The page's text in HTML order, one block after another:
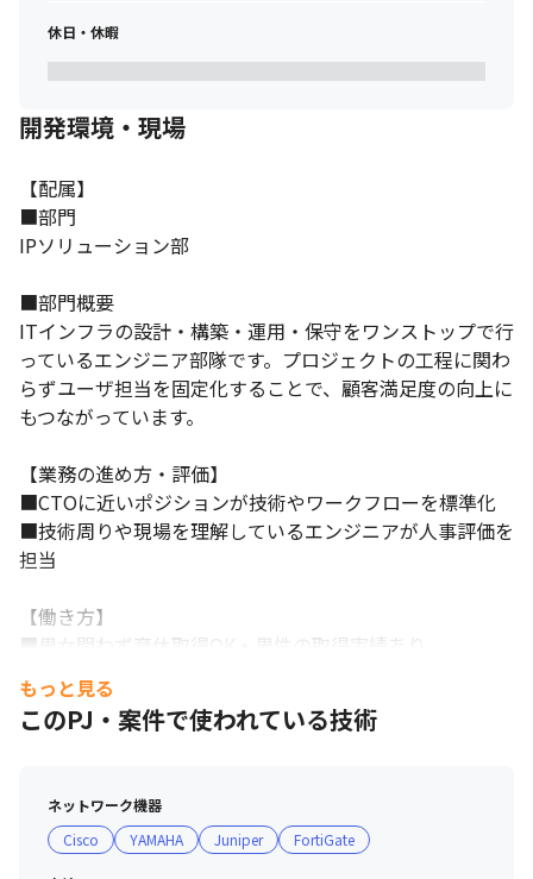
押し付けることはありませんので、あなたらしく、様々な経験が
積めます！
■リアルタイムで密に情報を共有できるよう、コミュニケーショ
■ノウハウや進捗、議事録などは、情報共有ツール(基本Teams)
で作成
【業務の進め方・評価】
■技術周りや現場を理解しているエンジニアが人事評価を担当
■ICD認証を導入
一般社団法人iCD協会の審査において、最高レベルである
「Gold ★★★（TripleStar）」認証を取得。
※最高レベル認証企業は当社含む6社のみです（iCD活用企業認証
認証企業一覧より 2024年2月22日時点）。
【働き方】
■男女問わず育休取得OK・男性の取得実績あり
■案件によってリモートでの参画や、フレキシブルに中抜けする
ことも可能
エンジニアのスキルアップや満足度向上に繋がっています！
休日・休暇
開発環境・現場
【配属】
■部門
IPソリューション部
■部門概要
ITインフラの設計・構築・運用・保守をワンストップで行
っているエンジニア部隊です。プロジェクトの工程に関わ
らずユーザ担当を固定化することで、顧客満足度の向上に
もつながっています。
【業務の進め方・評価】
■CTOに近いポジションが技術やワークフローを標準化
■技術周りや現場を理解しているエンジニアが人事評価を
担当
【働き方】
■男女問わず育休取得OK・男性の取得実績あり
■案件によってリモートでの参画や、フレキシブルに中抜
けすることも可能
す！
もっと見る
このPJ・案件で使われている技術
ネットワーク機器
Cisco
YAMAHA Juniper FortiGate